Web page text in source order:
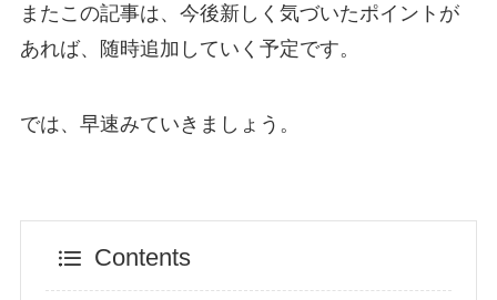
またこの記事は、今後新しく気づいたポイントが
あれば、随時追加していく予定です。
では、早速みていきましょう。
Contents